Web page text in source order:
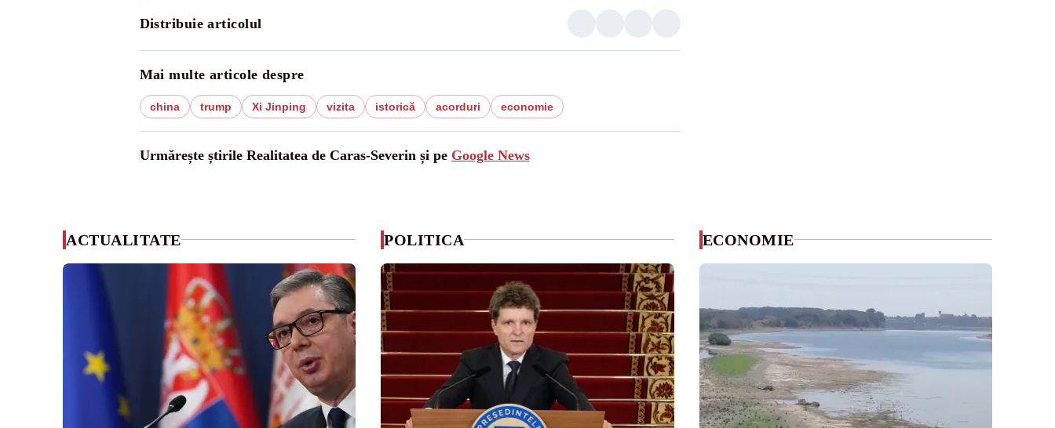
Distribuie articolul
Mai multe articole despre
china trump Xi Jinping vizita istorică acorduri economie
Urmărește știrile Realitatea de Caras-Severin și pe Google News
ACTUALITATE POLITICA ECONOMIE